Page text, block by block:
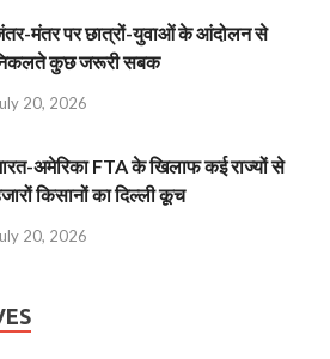
मंतर पर छात्रों-युवाओं के आंदोलन से
कुछ जरूरी सबक
20, 2026
अमेरिका FTA के खिलाफ कई राज्यों से
किसानों का दिल्ली कूच
20, 2026